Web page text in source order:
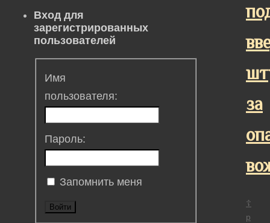
за
☦
р
Вход для
зарегистрированных
пользователей
Имя
пользователя:
Пароль:
Запомнить меня
Войти